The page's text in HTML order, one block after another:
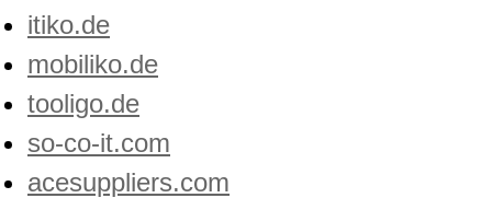
itiko.de
mobiliko.de
tooligo.de
so-co-it.com
acesuppliers.com